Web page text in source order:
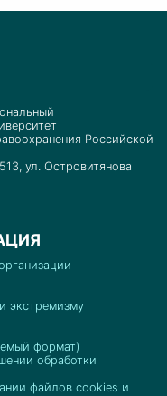
Российской
ул. Островитянова
экстремизму
формат)
обработки
файлов cookies и